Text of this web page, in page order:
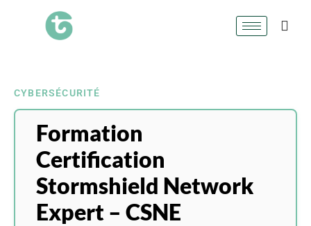
CYBERSÉCURITÉ
Formation
Certification
Stormshield Network
Expert – CSNE